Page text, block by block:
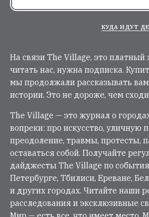
КУДА ИДУТ
На связи The Village, это
читать нас, нужна подписка.
мы продолжали рассказывать
истории. Это не дороже, чем
The Village — это журнал о
вопреки: про искусство, уличную
преодоление, травмы, протесты,
оставаться собой. Получайте
дайджесты The Village по
Петербурге, Тбилиси, Ереване,
и других городах. Читайте наши
расследования и эксклюзивные